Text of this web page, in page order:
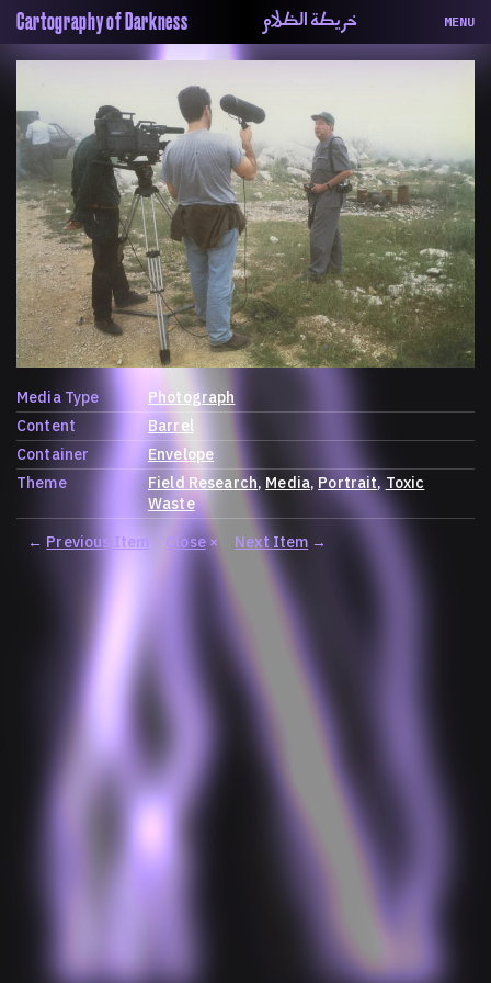
Cartography of Darkness خريطة الظلام MENU
Periodical
Repository
Contributors
المساهمين
Colophon
التختيم
Media Type
Photograph
Content
Barrel
Container
Envelope
Theme
Field Research Media Portrait Toxic
Waste
← Previous Item Close× Next Item →